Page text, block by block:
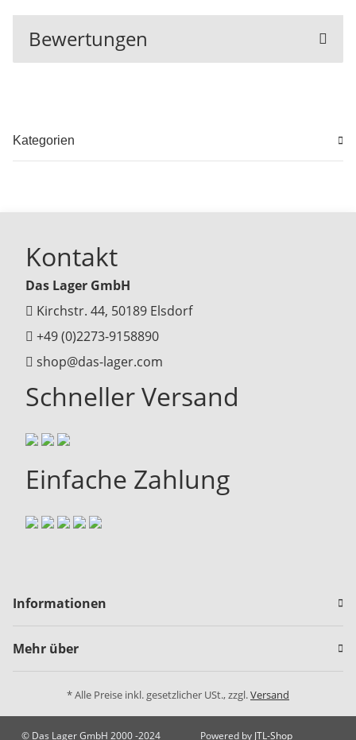
Bewertungen
Kategorien
Kontakt
Das Lager GmbH
Kirchstr. 44, 50189 Elsdorf
+49 (0)2273-9158890
shop@das-lager.com
Schneller Versand
Einfache Zahlung
Informationen
Mehr über
* Alle Preise inkl. gesetzlicher USt., zzgl.Versand
© Das Lager GmbH 2000 -2024 Powered by JTL-Shop